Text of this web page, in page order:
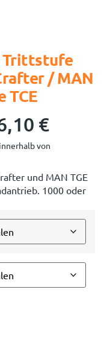
Trittstufe
/ MAN
TCE
€
von
und MAN TGE
1000 oder